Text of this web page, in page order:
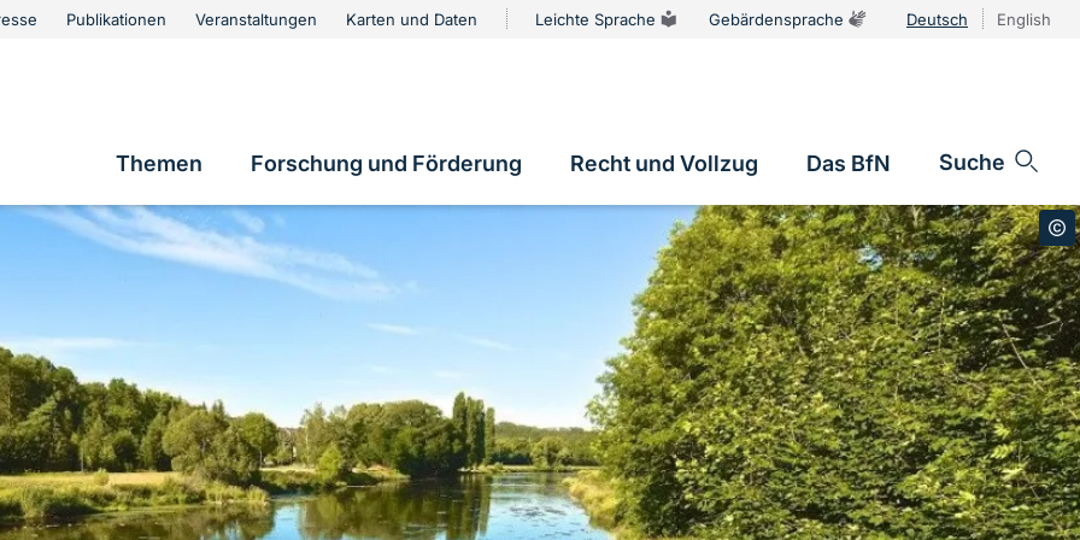
Publikationen Veranstaltungen Karten und Daten Leichte Sprache Gebärdensprache Deutsch English
Hauptnavigation
Themen Forschung und Förderung Recht und Vollzug Das BfN Suche